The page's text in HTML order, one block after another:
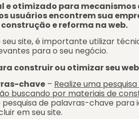
otimizado para mecanismos
usuários encontrem sua
e reforma na web.
site, é importante utilizar
para o seu negócio.
construir ou otimizar seu
chave – Realize uma
buscando por materiais de
de palavras-chave para
em seu site.